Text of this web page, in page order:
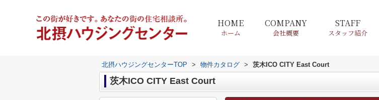
HOME
ホーム
COMPANY
会社概要
STAFF
スタッフ紹介
北摂ハウジングセンターTOP > 物件カタログ > 茨木ICO CITY East Court
茨木ICO CITY East Court